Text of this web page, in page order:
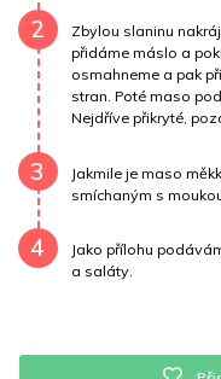
Vitamín B120 mg
Vitamín E 0.4 mg
2
Zbylou slaninu
přidáme máslo a
osmahneme a pak
stran. Poté maso
Nejdříve přikryté,
3
Jakmile je maso
smíchaným s
4
Jako přílohu
a saláty.